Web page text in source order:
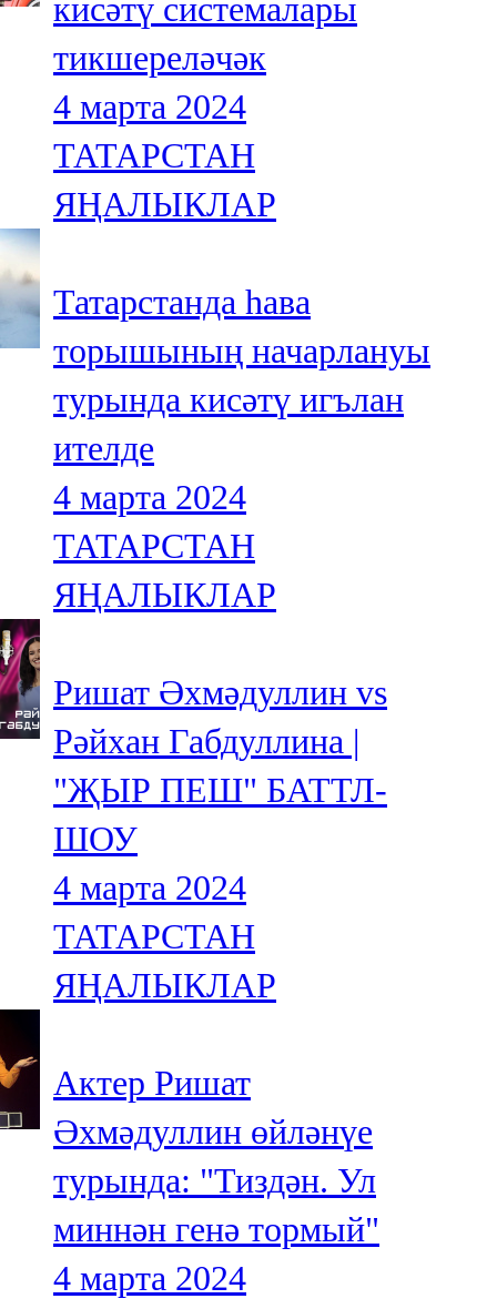
кисәтү системалары
тикшереләчәк
4 марта 2024
ТАТАРСТАН
ЯҢАЛЫКЛАР
Татарстанда һава
торышының начарлануы
турында кисәтү игълан
ителде
4 марта 2024
ТАТАРСТАН
ЯҢАЛЫКЛАР
Ришат Әхмәдуллин vs
Рәйхан Габдуллина |
"ҖЫР ПЕШ" БАТТЛ-
ШОУ
4 марта 2024
ТАТАРСТАН
ЯҢАЛЫКЛАР
Актер Ришат
Әхмәдуллин өйләнүе
турында: "Тиздән. Ул
миннән генә тормый"
4 марта 2024